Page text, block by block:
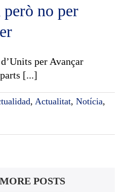
no per
per Avançar
[...]
, Actualitat, Notícia,
POSTS